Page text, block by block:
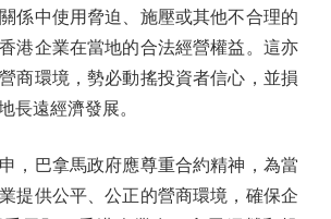
係中使用脅迫、施壓或其他不合理的
港企業在當地的合法經營權益。這亦
商環境，勢必動搖投資者信心，並損
長遠經濟發展。
巴拿馬政府應尊重合約精神，為當
提供公平、公正的營商環境，確保企